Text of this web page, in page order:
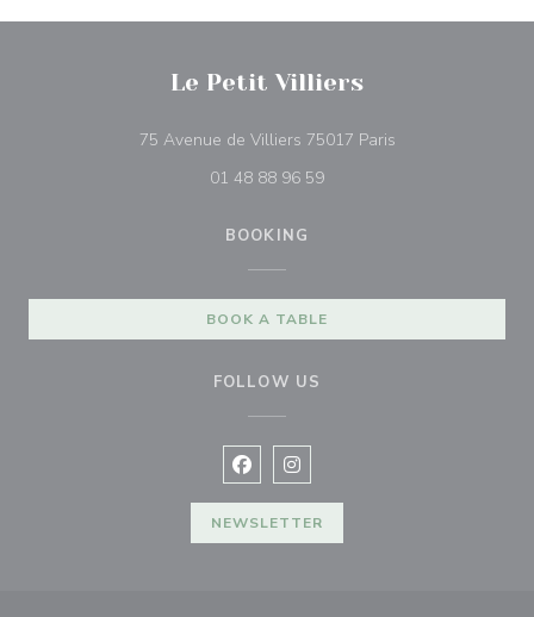
Le Petit Villiers
75 Avenue de Villiers 75017 Paris((opens in a new
01 48 88 96 59
BOOKING
BOOK A TABLE
FOLLOW US
Facebook ((opens in a new
Instagram ((opens in a new
NEWSLETTER